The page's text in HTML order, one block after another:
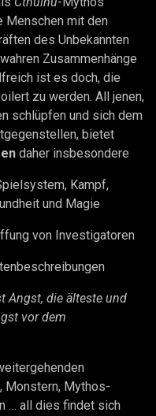
Menschen mit den
des Unbekannten
Zusammenhänge
ist es doch, die
zu werden. All jenen,
schlüpfen und sich dem
bietet
daher insbesondere
Kampf,
und Magie
von Investigatoren
Angst, die älteste und
vor dem
Monstern, Mythos-
… all dies findet sich